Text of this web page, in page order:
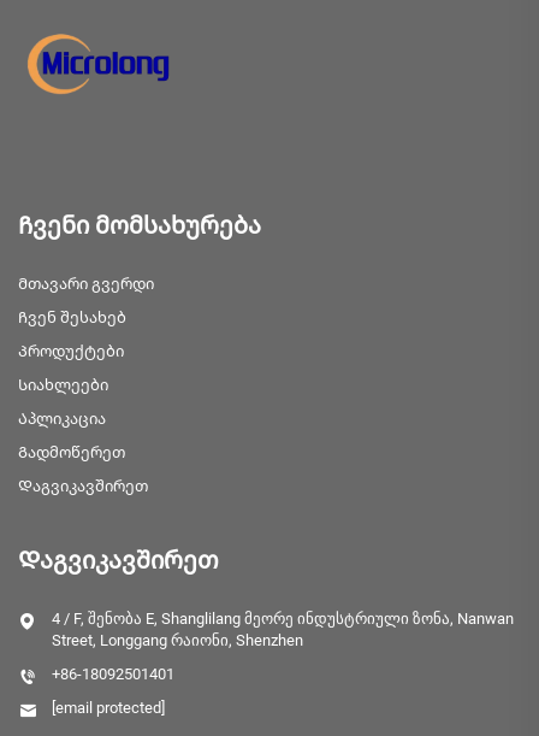
Ჩვენი მომსახურება
Მთავარი გვერდი
Ჩვენ შესახებ
Პროდუქტები
Სიახლეები
Აპლიკაცია
Გადმოწერეთ
Დაგვიკავშირეთ
Დაგვიკავშირეთ
4 / F, შენობა E, Shanglilang მეორე ინდუსტრიული ზონა, Nanwan
Street, Longgang რაიონი, Shenzhen
+86-18092501401
[email protected]